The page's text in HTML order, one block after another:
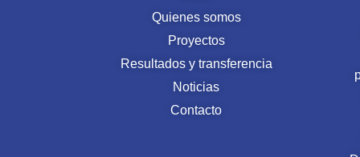
Quienes somos
Proyectos
Resultados y transferencia
Noticias
Contacto